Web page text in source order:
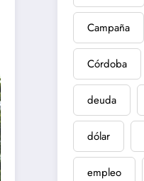
Campaña
Córdoba
deuda
dólar
empleo